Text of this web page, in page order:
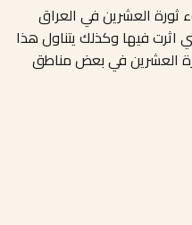
ثورة العشرين في العراق
اثرت فيها وكذلك يتناول هذا
العشرين في بعض مناطق